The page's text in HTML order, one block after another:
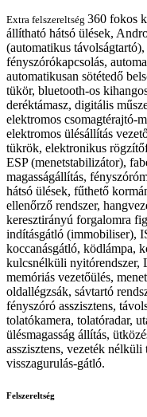
Extra felszereltség 360 fokos
állítható hátsó ülések,
(automatikus
fényszórókapcsolás,
automatikusan sötétedő
tükör, bluetooth-os
deréktámasz, digitális
elektromos csomagtérajtó-
elektromos ülésállítás
tükrök, elektronikus
ESP (menetstabilizátor),
magasságállítás,
hátsó ülések, fűthető
ellenőrző rendszer,
keresztirányú forgalomra
indításgátló (immobiliser),
koccanásgátló, ködlámpa,
kulcsnélküli nyitórendszer,
memóriás vezetőülés,
oldallégzsák, sávtartó
fényszóró asszisztens,
tolatókamera, tolatóradar,
ülésmagasság állítás,
asszisztens, vezeték
visszagurulás-gátló.
Felszereltség